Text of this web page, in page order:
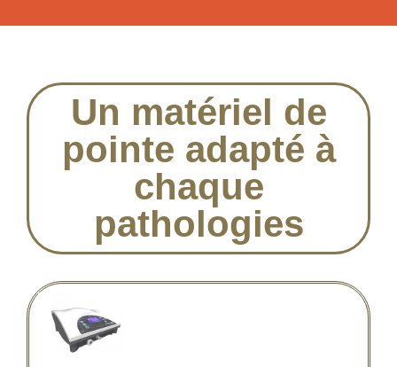
Un matériel de
pointe adapté à
chaque
pathologies